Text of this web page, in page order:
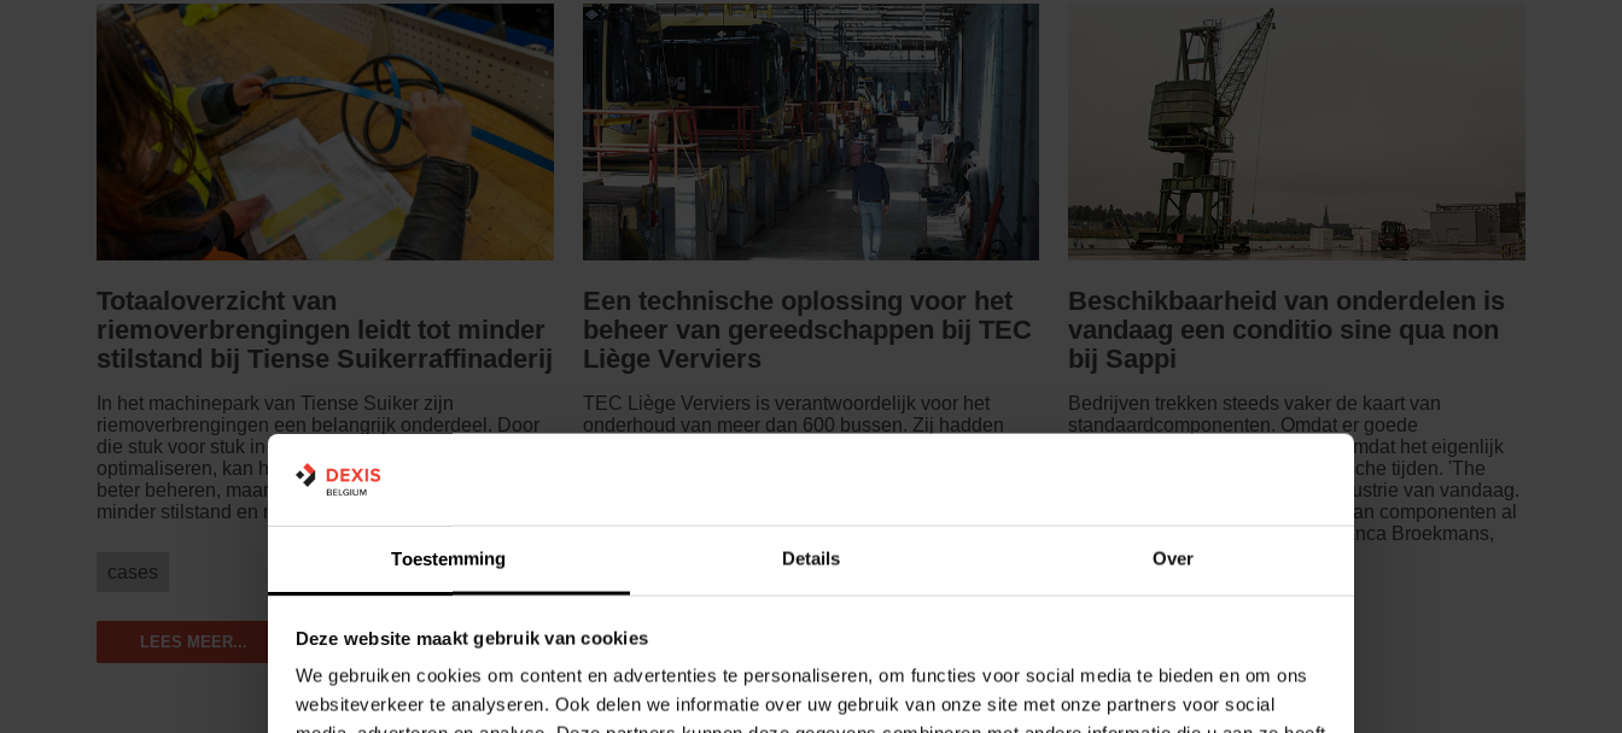
Toestemming Details Over
Deze website maakt gebruik van cookies
We gebruiken cookies om content en advertenties te personaliseren, om functies voor social media te bieden en om ons
websiteverkeer te analyseren. Ook delen we informatie over uw gebruik van onze site met onze partners voor social
Totaaloverzicht van
riemoverbrengingen leidt tot minder
stilstand bij Tiense Suikerraffinaderij
In het machinepark van Tiense Suiker zijn
riemoverbrengingen een belangrijk onderdeel. Door
die stuk voor stuk in kaart te brengen en eventueel te
optimaliseren, kan het bedrijf niet alleen z'n voorraad
beter beheren, maar ook efficiënter werken. Gevolg:
minder stilstand en minder brandjes om te blussen.
cases
LEES MEER...
Een technische oplossing voor het
beheer van gereedschappen bij TEC
Liège Verviers
TEC Liège Verviers is verantwoordelijk voor het
onderhoud van meer dan 600 bussen. Zij hadden
persoonlijke badges van de medewerkers.
LEES MEER...
Beschikbaarheid van on­der­delen is
vandaag een con­di­tio sine qua non
bij Sappi
Bedrijven trekken steeds vaker de kaart van
standaard­componenten. Omdat er goede
argumenten voor zijn, maar ook omdat het eigenlijk
niet anders kan in deze economische tijden. 'The
show must go on', zeker in de industrie van vandaag.
En dan komt de standaardisatie van componenten al
snel om de hoek kijken, aldus Bianca Broekmans,
Senior Buyer bij Sappi.
LEES MEER...